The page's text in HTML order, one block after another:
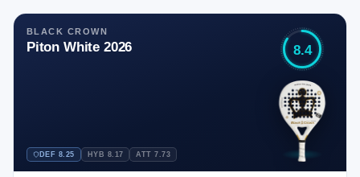
BLACK CROWN
Piton White 2026
DEF 8.25 HYB 8.17 ATT 7.73
8.4